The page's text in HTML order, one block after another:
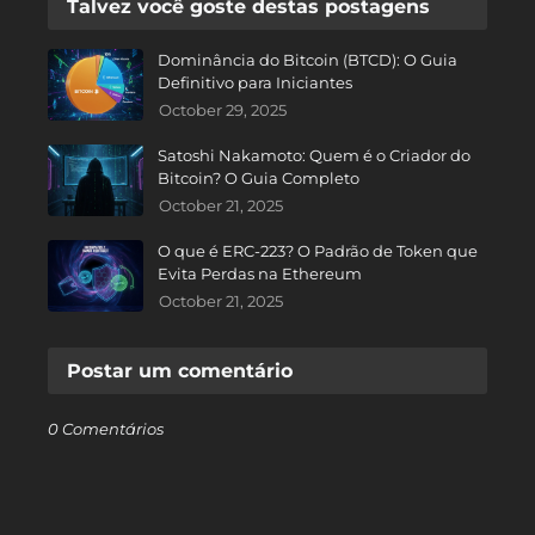
Talvez você goste destas postagens
Dominância do Bitcoin (BTCD): O Guia
Definitivo para Iniciantes
October 29, 2025
Satoshi Nakamoto: Quem é o Criador do
Bitcoin? O Guia Completo
October 21, 2025
O que é ERC-223? O Padrão de Token que
Evita Perdas na Ethereum
October 21, 2025
Postar um comentário
0 Comentários